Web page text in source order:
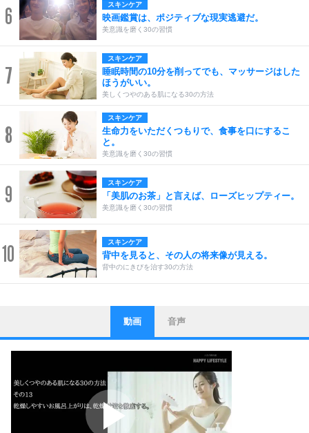
6 スキンケア
映画鑑賞は、ポジティブな現実逃避だ。
美意識を磨く30の習慣
7
スキンケア
睡眠時間の10分を削ってでも、マッサージはした
ほうがいい。
美しくつやのある肌になる30の方法
8
スキンケア
生命力をいただくつもりで、食事を口にするこ
と。
美意識を磨く30の習慣
9 スキンケア
「美肌のお茶」と言えば、ローズヒップティー。
美意識を磨く30の習慣
10 スキンケア
背中を見ると、その人の将来像が見える。
背中のにきびを治す30の方法
1
ストレス対策
他人と比べない。
いっそのこと、他人を見ない。
いらいらしない人になる30の方法
プラス思考
ポジティブになれない原因は、行動しないから。
ポジティブ思考になる30の方法
動画 音声